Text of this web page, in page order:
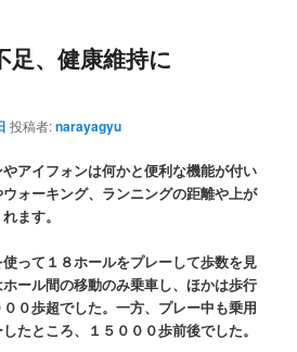
足、健康維持に
投稿者:narayagyu
アイフォンは何かと便利な機能が付い
ォーキング、ランニングの距離や上が
ます。
って１８ホールをプレーして歩数を見
ール間の移動のみ乗車し、ほかは歩行
０歩超でした。一方、プレー中も乗用
たところ、１５０００歩前後でした。